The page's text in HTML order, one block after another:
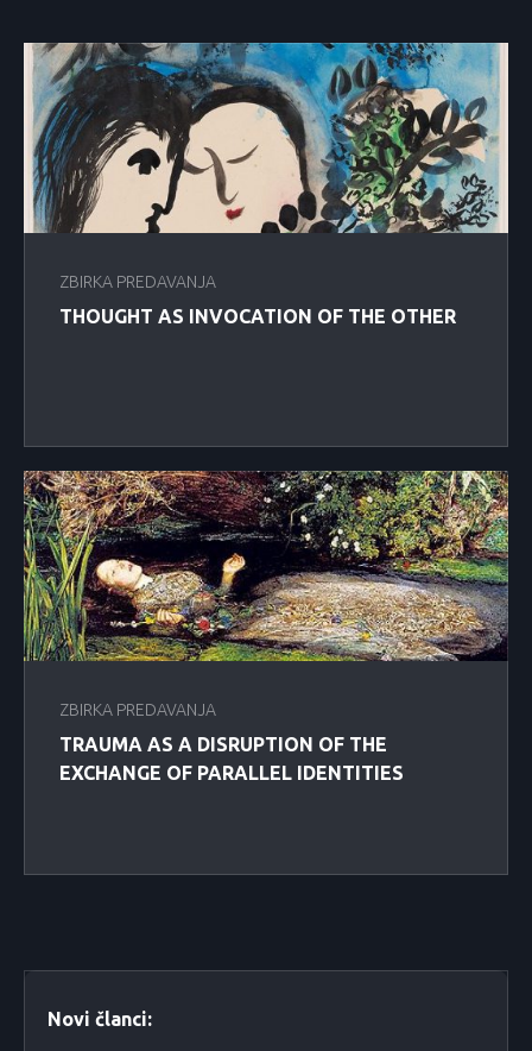
ZBIRKA PREDAVANJA
THOUGHT AS INVOCATION OF THE OTHER
ZBIRKA PREDAVANJA
TRAUMA AS A DISRUPTION OF THE
EXCHANGE OF PARALLEL IDENTITIES
Novi članci: